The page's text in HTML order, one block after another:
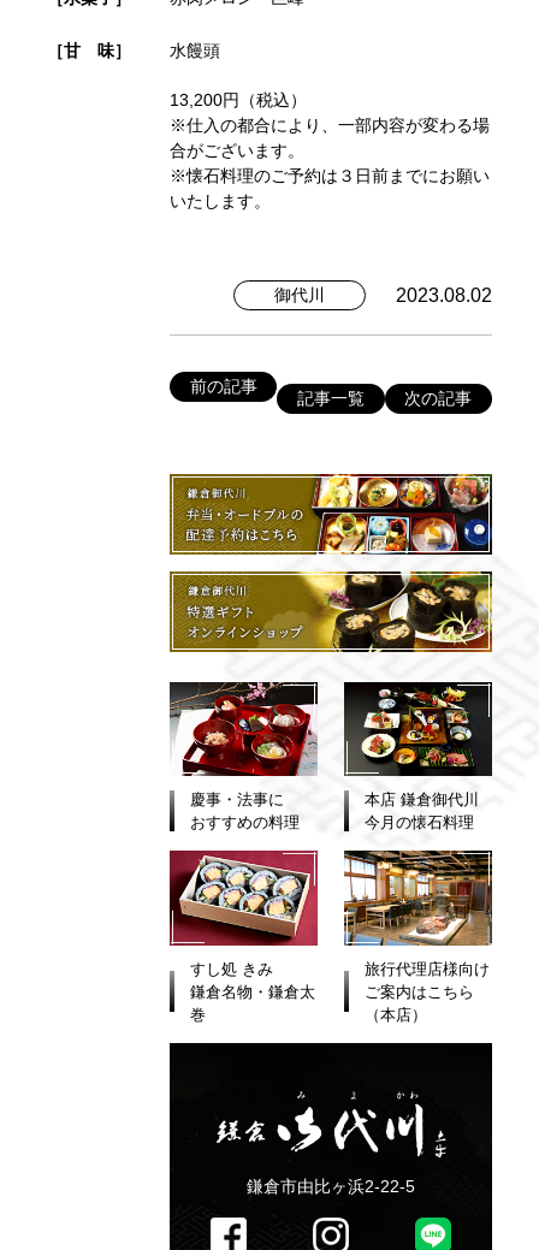
［甘 味］ 水饅頭
13,200円（税込）
※仕入の都合により、一部内容が変わる場
合がございます。
※懐石料理のご予約は３日前までにお願い
いたします。
御代川 2023.08.02
前の記事
記事一覧 次の記事
慶事・法事に
おすすめの料理
本店 鎌倉御代川
今月の懐石料理
すし処 きみ
鎌倉名物・鎌倉太
巻
旅行代理店様向け
ご案内はこちら
（本店）
鎌倉市由比ヶ浜2-22-5